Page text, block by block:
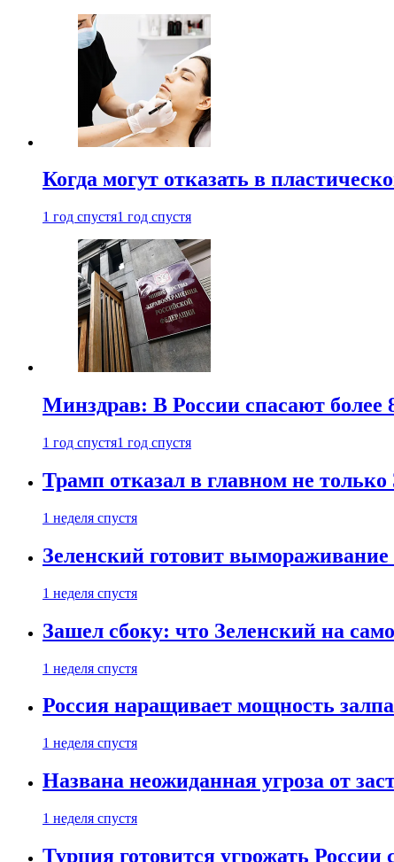
Когда могут отказать в
1 год спустя1 год спустя
Минздрав: В России спасают более
1 год спустя1 год спустя
Трамп отказал в главном не только
1 неделя спустя
Зеленский готовит
1 неделя спустя
Зашел сбоку: что Зеленский на
1 неделя спустя
Россия наращивает мощность
1 неделя спустя
Названа неожиданная угроза от
1 неделя спустя
Турция готовится угрожать России